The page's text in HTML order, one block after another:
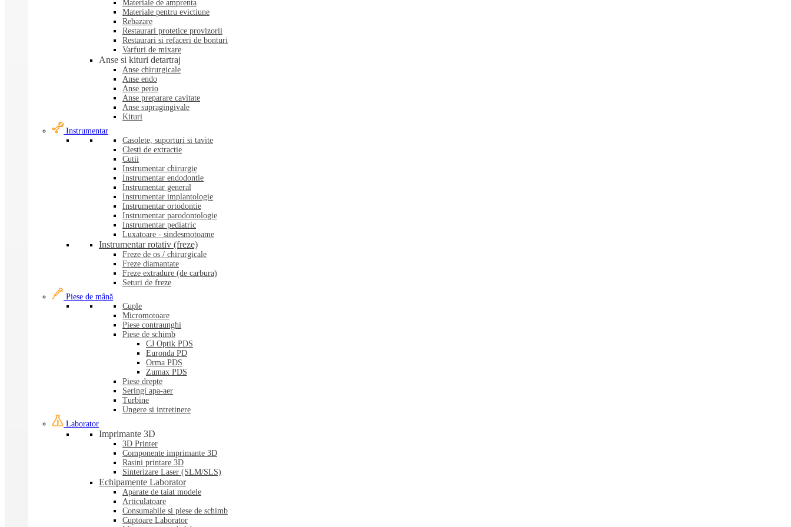
Materiale de amprenta
Materiale pentru evictiune
Rebazare
Restaurari protetice provizorii
Restaurari si refaceri de bonturi
Varfuri de mixare
Anse si kituri detartraj
Anse chirurgicale
Anse endo
Anse perio
Anse preparare cavitate
Anse supragingivale
Kituri
Instrumentar
Casolete, suporturi si tavite
Clesti de extractie
Cutii
Instrumentar chirurgie
Instrumentar endodontie
Instrumentar general
Instrumentar implantologie
Instrumentar ortodontie
Instrumentar parodontologie
Instrumentar pediatric
Luxatoare - sindesmotoame
Instrumentar rotativ (freze)
Freze de os / chirurgicale
Freze diamantate
Freze extradure (de carbura)
Seturi de freze
Piese de mână
Cuple
Micromotoare
Piese contraunghi
Piese de schimb
CJ Optik PDS
Euronda PD
Orma PDS
Zumax PDS
Piese drepte
Seringi apa-aer
Turbine
Ungere si intretinere
Laborator
Imprimante 3D
3D Printer
Componente imprimante 3D
Rasini printare 3D
Sinterizare Laser (SLM/SLS)
Echipamente Laborator
Aparate de taiat modele
Articulatoare
Consumabile si piese de schimb
Cuptoare Laborator